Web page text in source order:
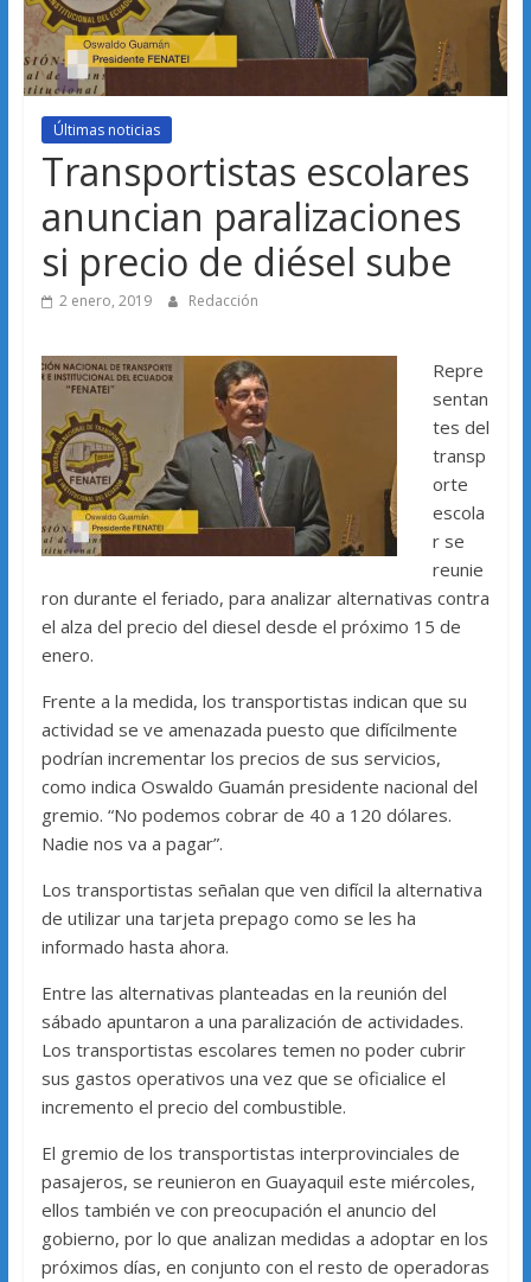
Últimas noticias
Transportistas escolares
anuncian paralizaciones
si precio de diésel sube
2 enero, 2019 Redacción
Repre
sentan
tes del
transp
orte
escola
r se
reunie
ron durante el feriado, para analizar alternativas contra
el alza del precio del diesel desde el próximo 15 de
enero.
Frente a la medida, los transportistas indican que su
actividad se ve amenazada puesto que difícilmente
podrían incrementar los precios de sus servicios,
como indica Oswaldo Guamán presidente nacional del
gremio. “No podemos cobrar de 40 a 120 dólares.
Nadie nos va a pagar”.
Los transportistas señalan que ven difícil la alternativa
de utilizar una tarjeta prepago como se les ha
informado hasta ahora.
Entre las alternativas planteadas en la reunión del
sábado apuntaron a una paralización de actividades.
Los transportistas escolares temen no poder cubrir
sus gastos operativos una vez que se oficialice el
incremento el precio del combustible.
El gremio de los transportistas interprovinciales de
pasajeros, se reunieron en Guayaquil este miércoles,
ellos también ve con preocupación el anuncio del
gobierno, por lo que analizan medidas a adoptar en los
próximos días, en conjunto con el resto de operadoras